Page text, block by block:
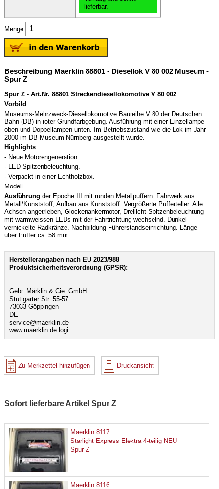
lieferbar.
Menge
Beschreibung Maerklin 88801 - Diesellok V 80 002 Museum -
Spur Z
Spur Z - Art.Nr. 88801 Streckendiesellokomotive V 80 002
Vorbild
Museums-Mehrzweck-Diesellokomotive Baureihe V 80 der Deutschen
Bahn (DB) in roter Grundfarbgebung. Ausführung mit einer Einzellampe
oben und Doppellampen unten. Im Betriebszustand wie die Lok im Jahr
2000 im DB-Museum Nürnberg ausgestellt wurde.
Highlights
- Neue Motorengeneration.
- LED-Spitzenbeleuchtung.
- Verpackt in einer Echtholzbox.
Modell
Ausführung der Epoche III mit runden Metallpuffern. Fahrwerk aus
Metall/Kunststoff, Aufbau aus Kunststoff. Vergrößerte Pufferteller. Alle
Achsen angetrieben, Glockenankermotor, Dreilicht-Spitzenbeleuchtung
mit warmweissen LEDs mit der Fahrtrichtung wechselnd. Dunkel
vernickelte Radkränze. Nachbildung Führerstandseinrichtung. Länge
über Puffer ca. 58 mm.
Herstellerangaben nach EU 2023/988
Produktsicherheitsverordnung (GPSR):
Gebr. Märklin & Cie. GmbH
Stuttgarter Str. 55-57
73033 Göppingen
DE
service@maerklin.de
www.maerklin.de logi
Zu Merkzettel hinzufügen Druckansicht
Sofort lieferbare Artikel Spur Z
Maerklin 8117
Starlight Express Elektra 4-teilig NEU
Spur Z
Maerklin 8116